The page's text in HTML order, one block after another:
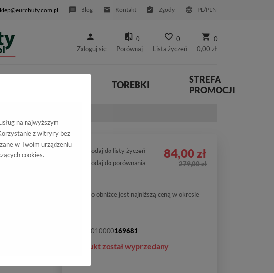
Blog Kontakt Zgody PL/PLN
Zaloguj się
0
Porównaj
0
Lista życzeń
0
0,00 zł
TOREBKI
STREFA
PROMOCJI
Dodaj do listy życzeń
Dodaj do porównania
84,00 zł
279,00 zł
Cena po obniżce jest najniższą ceną w okresie
2010000169681
Produkt został wyprzedany
na najwyższym
z witryny bez
w Twoim urządzeniu
cookies.